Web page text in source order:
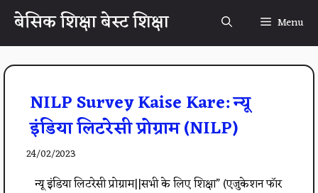
Skipबेसिक शिक्षा बेस्ट शिक्षा Menu
NILP Survey Kaise Kare: न्यू
इंडिया लिटरेसी प्रोग्राम (NILP)
24/02/2023
न्यू इंडिया लिटरेसी प्रोग्राम||सभी के लिए शिक्षा” (एजुकेशन फॉर